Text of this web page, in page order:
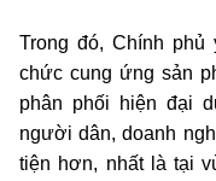
Trong đó, Chính
chức cung ứng sản
phân phối hiện đại
người dân, doanh
tiện hơn, nhất là tại